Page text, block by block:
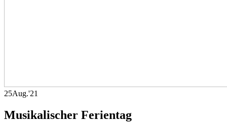
25Aug.'21
Musikalischer Ferientag